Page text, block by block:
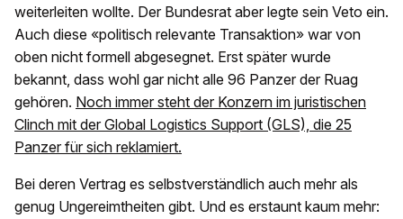
weiterleiten wollte. Der Bundesrat aber legte sein Veto ein.
Auch diese «politisch relevante Transaktion» war von
oben nicht formell abgesegnet. Erst später wurde
bekannt, dass wohl gar nicht alle 96 Panzer der Ruag
gehören. Noch immer steht der Konzern im juristischen
Clinch mit der Global Logistics Support (GLS), die 25
Panzer für sich reklamiert.
Bei deren Vertrag es selbstverständlich auch mehr als
genug Ungereimtheiten gibt. Und es erstaunt kaum mehr: